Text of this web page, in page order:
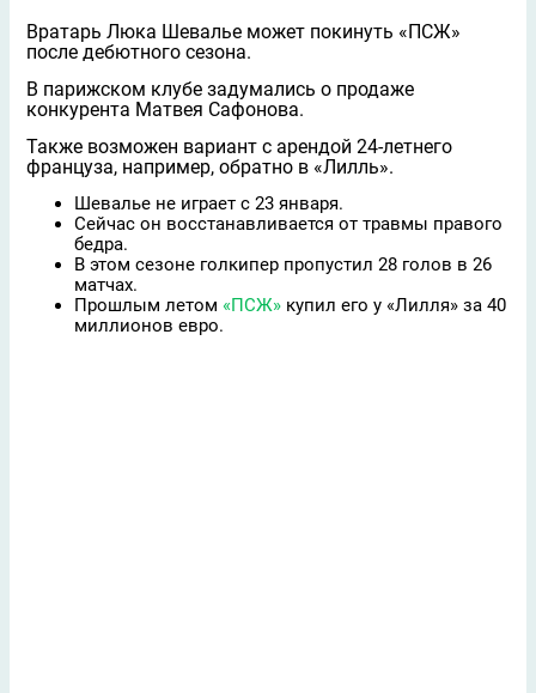
Вратарь Люка Шевалье может покинуть «ПСЖ»
после дебютного сезона.
В парижском клубе задумались о продаже
конкурента Матвея Сафонова.
Также возможен вариант с арендой 24-летнего
француза, например, обратно в «Лилль».
Шевалье не играет с 23 января.
Сейчас он восстанавливается от травмы правого
бедра.
В этом сезоне голкипер пропустил 28 голов в 26
матчах.
Прошлым летом «ПСЖ» купил его у «Лилля» за 40
миллионов евро.